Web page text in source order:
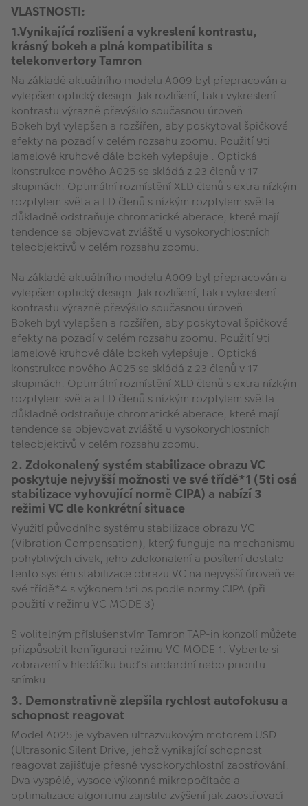
VLASTNOSTI:
1.Vynikající rozlišení a vykreslení kontrastu,
krásný bokeh a plná kompatibilita s
telekonvertory Tamron
Na základě aktuálního modelu A009 byl přepracován a
vylepšen optický design. Jak rozlišení, tak i vykreslení
kontrastu výrazně převýšilo současnou úroveň.
Bokeh byl vylepšen a rozšířen, aby poskytoval špičkové
efekty na pozadí v celém rozsahu zoomu. Použití 9ti
lamelové kruhové dále bokeh vylepšuje . Optická
konstrukce nového A025 se skládá z 23 členů v 17
skupinách. Optimální rozmístění XLD členů s extra nízkým
rozptylem světa a LD členů s nízkým rozptylem světla
důkladně odstraňuje chromatické aberace, které mají
tendence se objevovat zvláště u vysokorychlostních
teleobjektivů v celém rozsahu zoomu.
Na základě aktuálního modelu A009 byl přepracován a
vylepšen optický design. Jak rozlišení, tak i vykreslení
kontrastu výrazně převýšilo současnou úroveň.
Bokeh byl vylepšen a rozšířen, aby poskytoval špičkové
efekty na pozadí v celém rozsahu zoomu. Použití 9ti
lamelové kruhové dále bokeh vylepšuje . Optická
konstrukce nového A025 se skládá z 23 členů v 17
skupinách. Optimální rozmístění XLD členů s extra nízkým
rozptylem světa a LD členů s nízkým rozptylem světla
důkladně odstraňuje chromatické aberace, které mají
tendence se objevovat zvláště u vysokorychlostních
teleobjektivů v celém rozsahu zoomu.
2. Zdokonalený systém stabilizace obrazu VC
poskytuje nejvyšší možnosti ve své třídě*1 (5ti osá
stabilizace vyhovující normě CIPA) a nabízí 3
režimi VC dle konkrétní situace
Využití původního systému stabilizace obrazu VC
(Vibration Compensation), který funguje na mechanismu
pohyblivých cívek, jeho zdokonalení a posílení dostalo
tento systém stabilizace obrazu VC na nejvyšší úroveň ve
své třídě*4 s výkonem 5ti os podle normy CIPA (při
použití v režimu VC MODE 3)
S volitelným příslušenstvím Tamron TAP-in konzolí můžete
přizpůsobit konfiguraci režimu VC MODE 1. Vyberte si
zobrazení v hledáčku buď standardní nebo prioritu
snímku.
3. Demonstrativně zlepšila rychlost autofokusu a
schopnost reagovat
Model A025 je vybaven ultrazvukovým motorem USD
(Ultrasonic Silent Drive, jehož vynikající schopnost
reagovat zajišťuje přesné vysokorychlostní zaostřování.
Dva vyspělé, vysoce výkonné mikropočítače a
optimalizace algoritmu zajistilo zvýšení jak zaostřovací